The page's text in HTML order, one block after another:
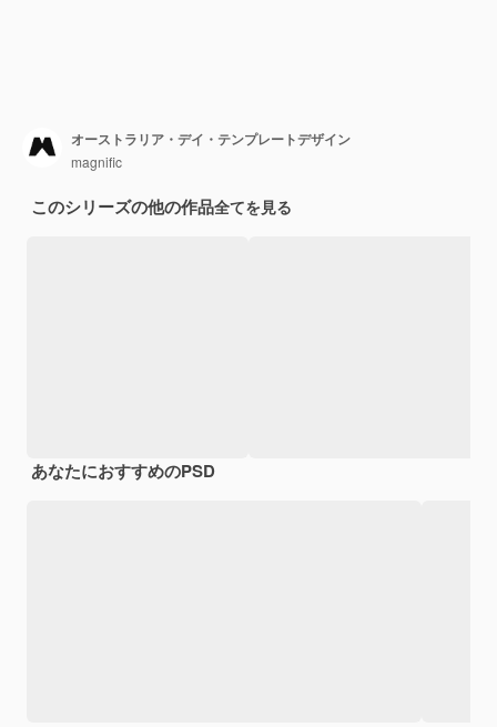
オーストラリア・デイ・テンプレートデザイン
magnific
このシリーズの他の作品全てを見る
あなたにおすすめのPSD